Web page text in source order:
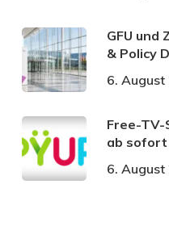
GFU und
& Policy
6. August
Free-TV-
ab sofort
6. August